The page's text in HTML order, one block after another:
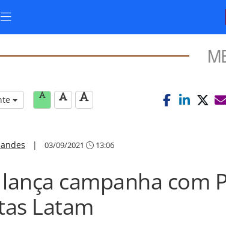
| 03/09/2021 13:06
lança campanha com
Latam